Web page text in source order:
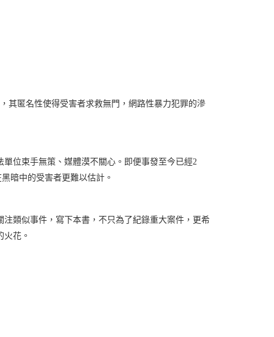
其匿名性使得受害者求救無門，網路性暴力犯罪的滲
位束手無策、媒體漠不關心。即便事發至今已經2
暗中的受害者更難以估計。
類似事件，寫下本書，不只為了紀錄重大案件，更希
花。